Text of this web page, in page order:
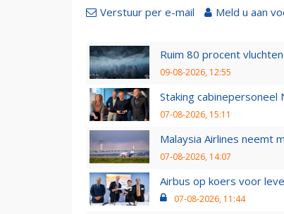
Verstuur per e-mail Meld u aan
Ruim 80 procent
09-08-2026, 12:55
Staking cabinepersoneel
07-08-2026, 15:11
Malaysia Airlines neemt
07-08-2026, 14:07
Airbus op koers voor
07-08-2026, 11:44